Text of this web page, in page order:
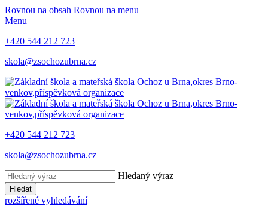
Rovnou na obsah Rovnou na menu
Menu
+420 544 212 723
skola@zsochozubrna.cz
+420 544 212 723
skola@zsochozubrna.cz
Hledaný výraz
Hledat
rozšířené vyhledávání